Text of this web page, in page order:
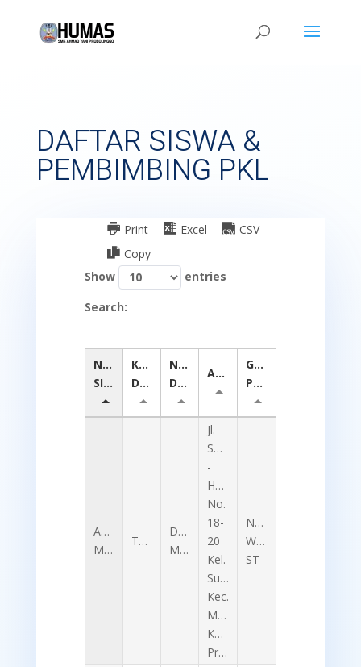
DAFTAR SISWA &
PEMBIMBING PKL
Print Excel
CSV
Copy
Show
entries
Search:
NAMA
SISWA
KODE
DUDI
NAMA
DUDI
ALAMAT
GURU
PEMBIMBING
ABDUL
MALIK
TB4
DUNIA
MOTOR
Jl.
Soekarno
-
Hatta
No.
18-
20
Kel.
Sukabumi
Kec.
Mayangan
Kota
Probolinggo
NANANG
WAHYUDI,
ST